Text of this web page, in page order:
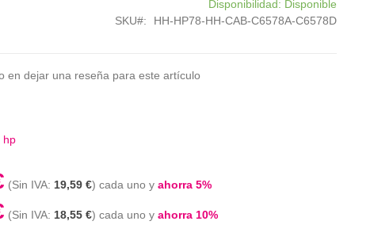
Disponibilidad: Disponible
SKU
HH-HP78-HH-CAB-C6578A-C6578D
en dejar una reseña para este artículo
hp
19,59 € cada uno y ahorra 5%
18,55 € cada uno y ahorra 10%